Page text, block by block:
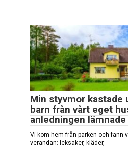
Min styvmor kastade
barn från vårt eget
anledningen
Vi kom hem från parken och fann
verandan: leksaker, kläder,